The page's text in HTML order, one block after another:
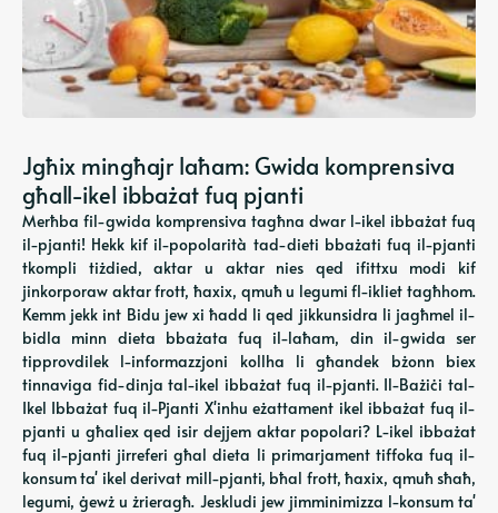
Jgħix mingħajr laħam: Gwida komprensiva
għall-ikel ibbażat fuq pjanti
Merħba fil-gwida komprensiva tagħna dwar l-ikel ibbażat fuq
il-pjanti! Hekk kif il-popolarità tad-dieti bbażati fuq il-pjanti
tkompli tiżdied, aktar u aktar nies qed ifittxu modi kif
jinkorporaw aktar frott, ħaxix, qmuħ u legumi fl-ikliet tagħhom.
Kemm jekk int Bidu jew xi ħadd li qed jikkunsidra li jagħmel il-
bidla minn dieta bbażata fuq il-laħam, din il-gwida ser
tipprovdilek l-informazzjoni kollha li għandek bżonn biex
tinnaviga fid-dinja tal-ikel ibbażat fuq il-pjanti. Il-Bażiċi tal-
Ikel Ibbażat fuq il-Pjanti X'inhu eżattament ikel ibbażat fuq il-
pjanti u għaliex qed isir dejjem aktar popolari? L-ikel ibbażat
fuq il-pjanti jirreferi għal dieta li primarjament tiffoka fuq il-
konsum ta' ikel derivat mill-pjanti, bħal frott, ħaxix, qmuħ sħaħ,
legumi, ġewż u żrieragħ. Jeskludi jew jimminimizza l-konsum ta'